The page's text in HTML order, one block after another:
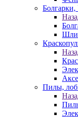
Пилы,